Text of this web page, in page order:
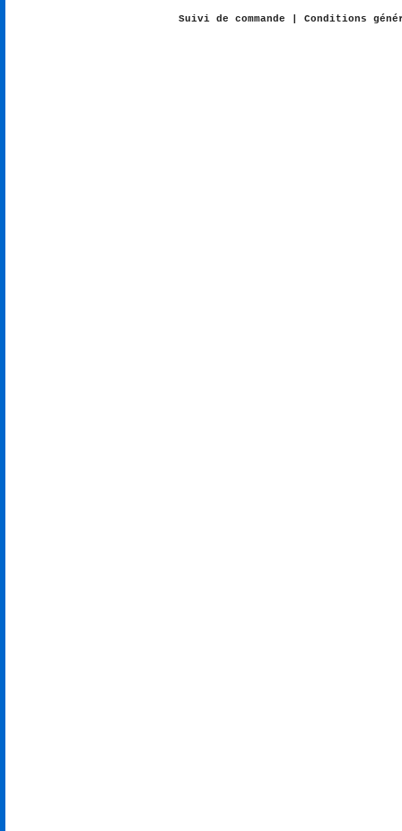
Suivi de commande |Conditions